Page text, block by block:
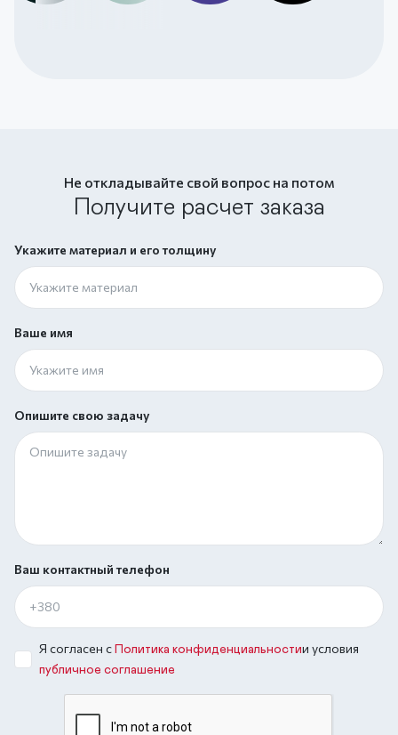
Не откладывайте свой вопрос на потом
Получите расчет заказа
Укажите материал и его толщину
Ваше имя
Опишите свою задачу
Ваш контактный телефон
Я согласен с Политика конфиденциальностии условия
публичное соглашение